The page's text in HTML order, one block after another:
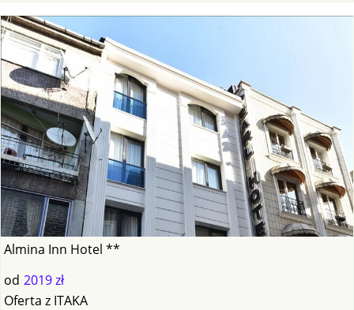
Almina Inn Hotel **
od 2019 zł
Oferta z ITAKA